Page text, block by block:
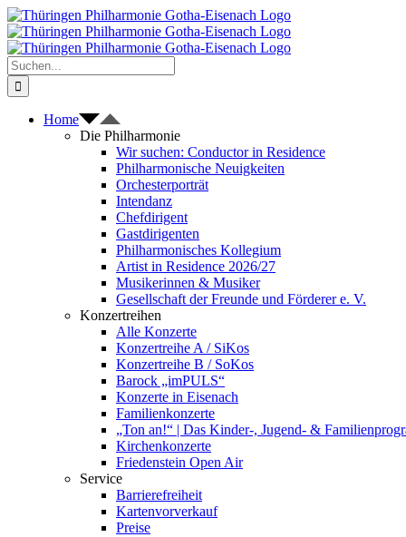
Zum
Inhalt
springen
Suche
nach:
Home
Die Philharmonie
Wir suchen: Conductor in Residence
Philharmonische Neuigkeiten
Orchesterporträt
Intendanz
Chefdirigent
Gastdirigenten
Philharmonisches Kollegium
Artist in Residence 2026/27
Musikerinnen & Musiker
Gesellschaft der Freunde und Förderer e. V.
Konzertreihen
Alle Konzerte
Konzertreihe A / SiKos
Konzertreihe B / SoKos
Barock „imPULS“
Konzerte in Eisenach
Familienkonzerte
„Ton an!“ | Das Kinder-, Jugend- &
Kirchenkonzerte
Friedenstein Open Air
Service
Barrierefreiheit
Kartenvorverkauf
Preise